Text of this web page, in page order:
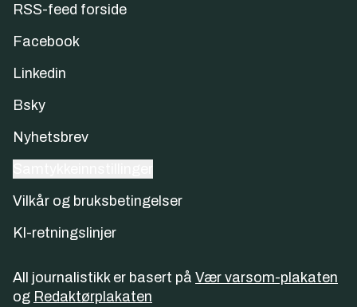
RSS-feed forside
Facebook
Linkedin
Bsky
Nyhetsbrev
Vilkår og bruksbetingelser
KI-retningslinjer
All journalistikk er basert på Vær varsom-plakaten
og Redaktørplakaten